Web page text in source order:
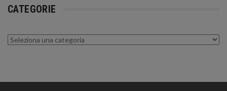
CATEGORIE
Categorie